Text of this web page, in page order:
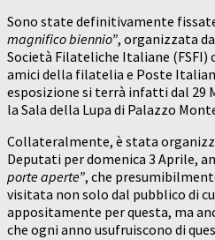
Sono state definitivamente
magnifico biennio”, organizzata
Società Filateliche Italiane
amici della filatelia e Poste
esposizione si terrà infatti dal 29
la Sala della Lupa di Palazzo
Collateralmente, è stata
Deputati per domenica 3 Aprile,
porte aperte”, che
visitata non solo dal pubblico di
appositamente per questa, ma
che ogni anno usufruiscono di